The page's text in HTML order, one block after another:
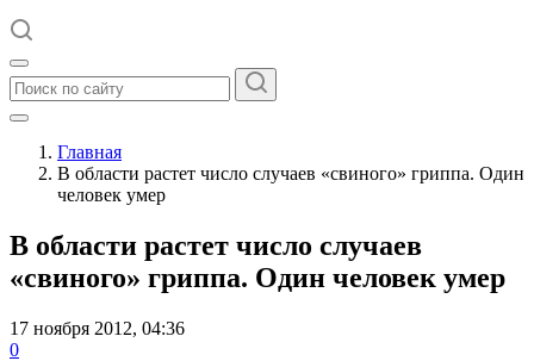
Главная
В области растет число случаев «свиного» гриппа. Один
человек умер
В области растет число случаев
«свиного» гриппа. Один человек умер
17 ноября 2012, 04:36
0